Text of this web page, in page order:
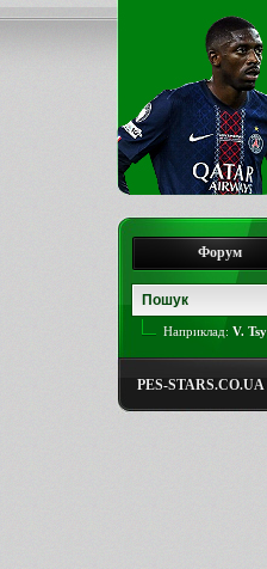
Форум
Наприклад: V.
PES-STARS.CO.UA